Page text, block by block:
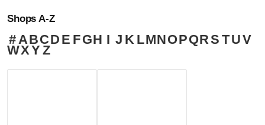
Shops A-Z
# ABCD E FGH I J K LMNOPQRS TUV
WXY Z